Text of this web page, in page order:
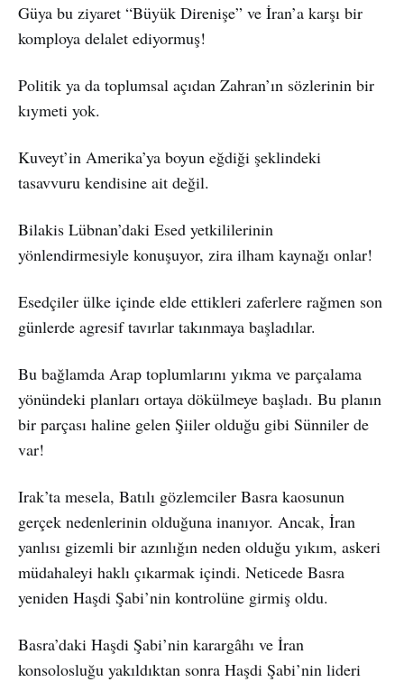
Güya bu ziyaret “Büyük Direnişe” ve İran’a karşı bir
komploya delalet ediyormuş!
Politik ya da toplumsal açıdan Zahran’ın sözlerinin bir
kıymeti yok.
Kuveyt’in Amerika’ya boyun eğdiği şeklindeki
tasavvuru kendisine ait değil.
Bilakis Lübnan’daki Esed yetkililerinin
yönlendirmesiyle konuşuyor, zira ilham kaynağı onlar!
Esedçiler ülke içinde elde ettikleri zaferlere rağmen son
günlerde agresif tavırlar takınmaya başladılar.
Bu bağlamda Arap toplumlarını yıkma ve parçalama
yönündeki planları ortaya dökülmeye başladı. Bu planın
bir parçası haline gelen Şiiler olduğu gibi Sünniler de
var!
Irak’ta mesela, Batılı gözlemciler Basra kaosunun
gerçek nedenlerinin olduğuna inanıyor. Ancak, İran
yanlısı gizemli bir azınlığın neden olduğu yıkım, askeri
müdahaleyi haklı çıkarmak içindi. Neticede Basra
yeniden Haşdi Şabi’nin kontrolüne girmiş oldu.
Basra’daki Haşdi Şabi’nin karargâhı ve İran
konsolosluğu yakıldıktan sonra Haşdi Şabi’nin lideri